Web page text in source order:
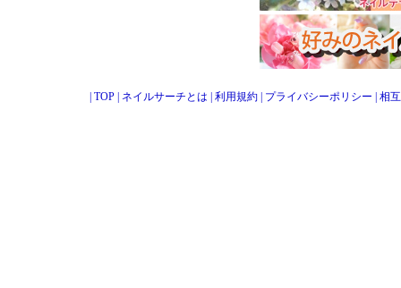
TOP ネイルサーチとは 利用規約 プライバシーポリシー 相